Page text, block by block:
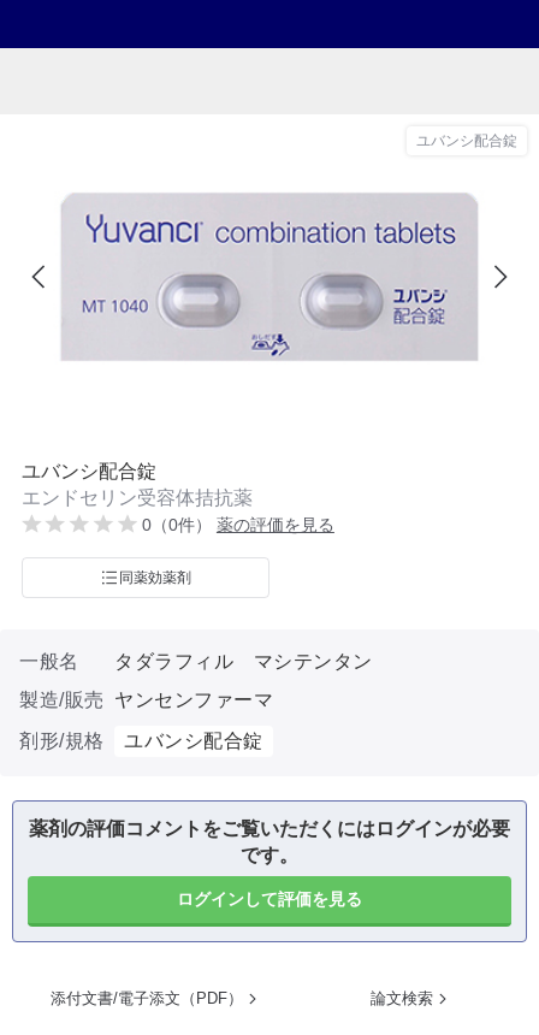
ユバンシ配合錠
ユバンシ配合錠
エンドセリン受容体拮抗薬
0（0件） 薬の評価を見る
同薬効薬剤
一般名
タダラフィル マシテンタン
製造/販売
ヤンセンファーマ
剤形/規格
ユバンシ配合錠
薬剤の評価コメントをご覧いただくにはログインが必要
です。
ログインして評価を見る
添付文書/電子添文（PDF） 論文検索